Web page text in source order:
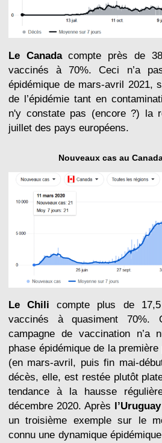
Le Canadacompte près de 38
vaccinés à 70%. Ceci n’a
épidémique de mars-avril 2021,
de l’épidémie tant en
n'y constate pas (encore ?) la
juillet des pays européens.
Nouveaux cas au
Le Chili compte plus de 17,5
vaccinés à quasiment 70%.
campagne de vaccination n’a
phase épidémique de la première
(en mars-avril, puis fin mai-
décès, elle, est restée plutôt
tendance à la hausse
décembre 2020. Après l’Uruguay
un troisième exemple sur le
connu une dynamique